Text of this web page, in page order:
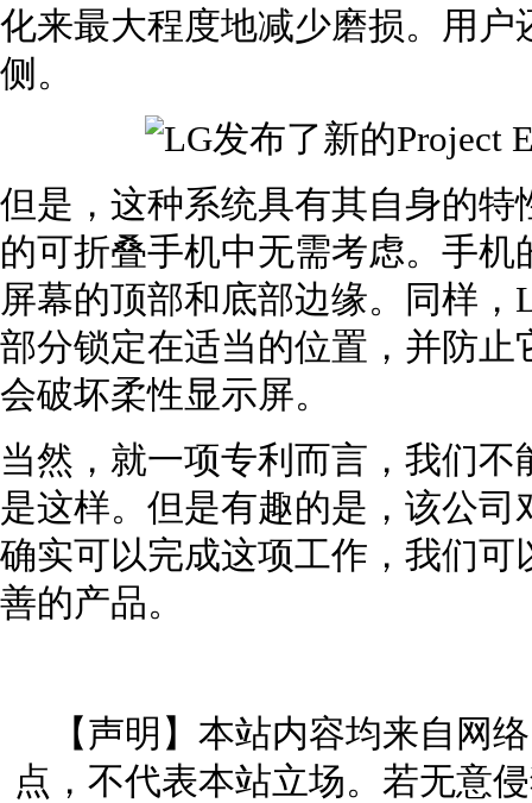
化来最大程度地减少磨损。用
侧。
但是，这种系统具有其自身的特
的可折叠手机中无需考虑。手
屏幕的顶部和底部边缘。同样
部分锁定在适当的位置，并防
会破坏柔性显示屏。
当然，就一项专利而言，我们不
是这样。但是有趣的是，该公
确实可以完成这项工作，我们
善的产品。
【声明】本站内容均来自网
点，不代表本站立场。若无意